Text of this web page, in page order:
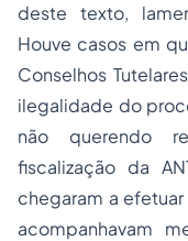
deste texto,
Houve casos em
Conselhos
ilegalidade do
não querendo
fiscalização da
chegaram a
acompanhavam